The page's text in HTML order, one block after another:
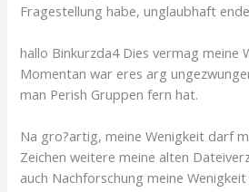
Fragestellung habe, unglaubhaft
hallo Binkurzda4 Dies vermag meine
Momentan war eres arg
man Perish Gruppen fern hat.
Na gro?artig, meine Wenigkeit darf
Zeichen weitere meine alten
auch Nachforschung meine